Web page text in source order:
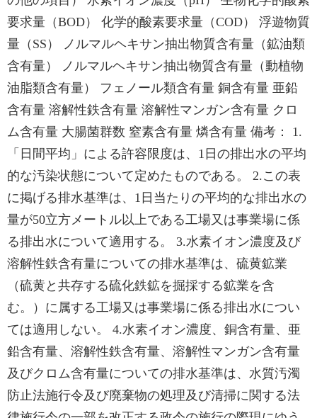
要求量（BOD） 化学的酸素要求量（COD） 浮遊物質
量（SS） ノルマルヘキサン抽出物質含有量（鉱油類
含有量） ノルマルヘキサン抽出物質含有量（動植物
油脂類含有量） フェノール類含有量 銅含有量 亜鉛
含有量 溶解性鉄含有量 溶解性マンガン含有量 クロ
ム含有量 大腸菌群数 窒素含有量 燐含有量 備考： 1.
「日間平均」による許容限度は、1日の排出水の平均
的な汚染状態について定めたものである。 2.この表
に掲げる排水基準は、1日当たりの平均的な排出水の
量が50立方メートル以上である工場又は事業場に係
る排出水について適用する。 3.水素イオン濃度及び
溶解性鉄含有量についての排水基準は、硫黄鉱業
（硫黄と共存する硫化鉄鉱を掘採する鉱業を含
む。）に属する工場又は事業場に係る排出水につい
ては適用しない。 4.水素イオン濃度、銅含有量、亜
鉛含有量、溶解性鉄含有量、溶解性マンガン含有量
及びクロム含有量についての排水基準は、水質汚濁
防止法施行令及び廃棄物の処理及び清掃に関する法